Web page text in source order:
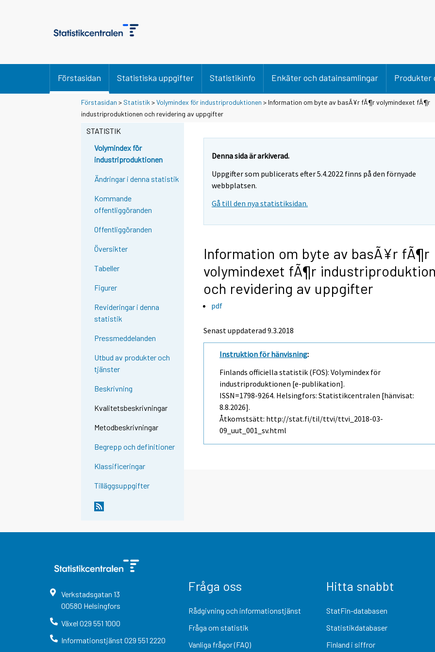
Förstasidan Statistiska uppgifter Statistikinfo Enkäter och datainsamlingar Produkter
Förstasidan > Statistik >Volymindex för industriproduktionen > Information om byte av basÃ¥r fÃ¶r volymindexet fÃ¶r
industriproduktionen och revidering av uppgifter
STATISTIK
Volymindex för
industriproduktionen
Ändringar i denna statistik
Kommande
offentliggöranden
Offentliggöranden
Översikter
Tabeller
Figurer
Revideringar i denna
statistik
Pressmeddelanden
Utbud av produkter och
tjänster
Beskrivning
Kvalitetsbeskrivningar
Metodbeskrivningar
Begrepp och definitioner
Klassificeringar
Tilläggsuppgifter
Denna sida är arkiverad.
Uppgifter som publicerats efter 5.4.2022 finns på den förnyade
webbplatsen.
Gå till den nya statistiksidan.
Information om byte av basÃ¥r fÃ¶r
volymindexet fÃ¶r
och revidering av uppgifter
pdf
Senast uppdaterad 9.3.2018
Instruktion för hänvisning:
Finlands officiella statistik (FOS): Volymindex för
industriproduktionen [e-publikation].
ISSN=1798-9264. Helsingfors: Statistikcentralen [hänvisat:
8.8.2026].
Åtkomstsätt: http://stat.fi/til/ttvi/ttvi_2018-03-
09_uut_001_sv.html
Verkstadsgatan 13
00580 Helsingfors
Växel 029 551 1000
Informationstjänst 029 551 2220
Fråga oss
Rådgivning och informationstjänst
Fråga om statistik
Vanliga frågor (FAQ)
Hitta snabbt
StatFin-databasen
Statistikdatabaser
Finland i siffror